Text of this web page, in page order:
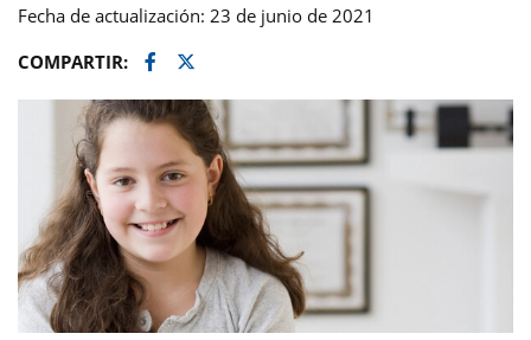
Fecha de actualización: 23 de junio de 2021
COMPARTIR:
Facebook
Twitter